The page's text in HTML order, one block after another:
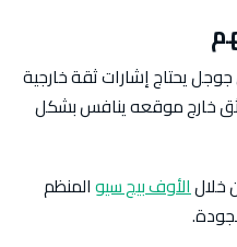
يحتاج إشارات ثقة خارجية
خارج موقعه ينافس بشكل
خلالالأوف بيج سيوالمنظم